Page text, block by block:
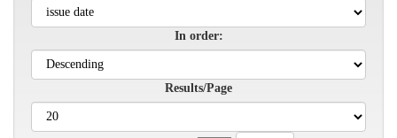
In order:
Results/Page